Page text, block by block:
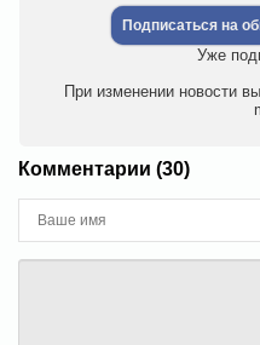
Подписаться на
Уже
При изменении новости
Комментарии (30)